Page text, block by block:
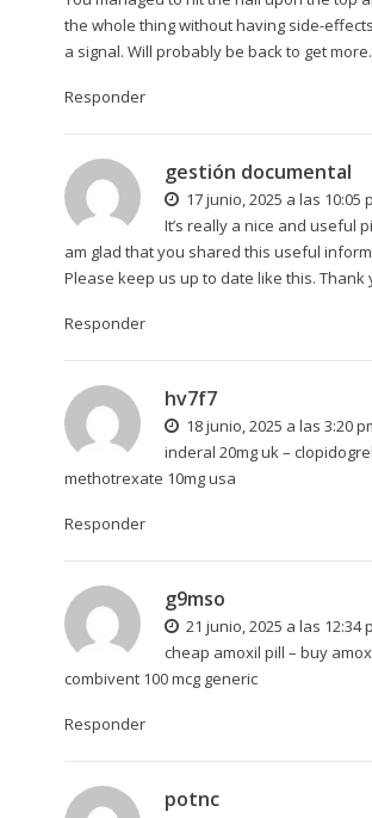
the whole thing without having side-
a signal. Will probably be back to get
Responder
gestión documental
17 junio, 2025 a las 10:05
It’s really a nice and useful
am glad that you shared this useful
Please keep us up to date like this. Thank
Responder
hv7f7
18 junio, 2025 a las 3:20
inderal 20mg uk –
methotrexate 10mg usa
Responder
g9mso
21 junio, 2025 a las 12:34
cheap amoxil pill – buy
combivent 100 mcg generic
Responder
potnc